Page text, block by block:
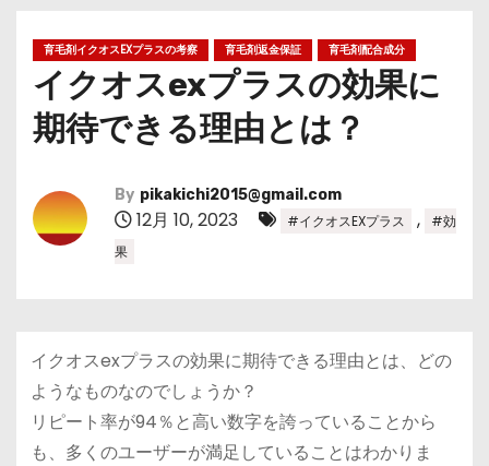
育毛剤イクオスEXプラスの考察 育毛剤返金保証 育毛剤配合成分
イクオスexプラスの効果に
期待できる理由とは？
By pikakichi2015@gmail.com
12月 10, 2023 #イクオスEXプラス ,
#効
果
イクオスexプラスの効果に期待できる理由とは、どの
ようなものなのでしょうか？
リピート率が94％と高い数字を誇っていることから
も、多くのユーザーが満足していることはわかりま